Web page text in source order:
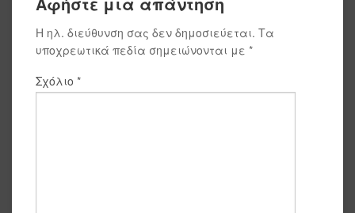
Η ηλ. διεύθυνση σας δεν δημοσιεύεται. Τα
υποχρεωτικά πεδία σημειώνονται με *
Σχόλιο *